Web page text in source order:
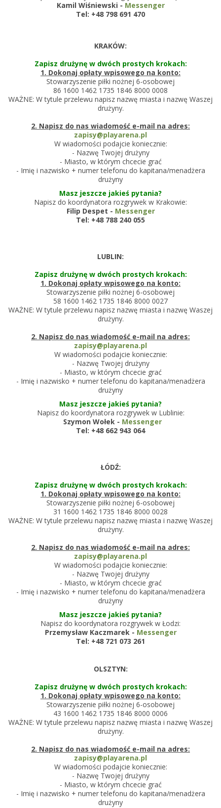
Kamil Wiśniewski - Messenger
Tel: +48 798 691 470
KRAKÓW:
Zapisz drużynę w dwóch prostych krokach:
1. Dokonaj opłaty wpisowego na konto:
Stowarzyszenie piłki nożnej 6-osobowej
86 1600 1462 1735 1846 8000 0008
WAŻNE: W tytule przelewu napisz nazwę miasta i nazwę Waszej
drużyny.
2. Napisz do nas wiadomość e-mail na adres:
zapisy@playarena.pl
W wiadomości podajcie koniecznie:
- Nazwę Twojej drużyny
- Miasto, w którym chcecie grać
- Imię i nazwisko + numer telefonu do kapitana/menadżera
drużyny
Masz jeszcze jakieś pytania?
Napisz do koordynatora rozgrywek w Krakowie:
Filip Despet - Messenger
Tel: +48 788 240 055
LUBLIN:
Zapisz drużynę w dwóch prostych krokach:
1. Dokonaj opłaty wpisowego na konto:
Stowarzyszenie piłki nożnej 6-osobowej
58 1600 1462 1735 1846 8000 0027
WAŻNE: W tytule przelewu napisz nazwę miasta i nazwę Waszej
drużyny.
2. Napisz do nas wiadomość e-mail na adres:
zapisy@playarena.pl
W wiadomości podajcie koniecznie:
- Nazwę Twojej drużyny
- Miasto, w którym chcecie grać
- Imię i nazwisko + numer telefonu do kapitana/menadżera
drużyny
Masz jeszcze jakieś pytania?
Napisz do koordynatora rozgrywek w Lublinie:
Szymon Wołek - Messenger
Tel: +48 662 943 064
ŁÓDŹ:
Zapisz drużynę w dwóch prostych krokach:
1. Dokonaj opłaty wpisowego na konto:
Stowarzyszenie piłki nożnej 6-osobowej
31 1600 1462 1735 1846 8000 0028
WAŻNE: W tytule przelewu napisz nazwę miasta i nazwę Waszej
drużyny.
2. Napisz do nas wiadomość e-mail na adres:
zapisy@playarena.pl
W wiadomości podajcie koniecznie:
- Nazwę Twojej drużyny
- Miasto, w którym chcecie grać
- Imię i nazwisko + numer telefonu do kapitana/menadżera
drużyny
Masz jeszcze jakieś pytania?
Napisz do koordynatora rozgrywek w Łodzi:
Przemysław Kaczmarek - Messenger
Tel: +48 721 073 261
OLSZTYN:
Zapisz drużynę w dwóch prostych krokach:
1. Dokonaj opłaty wpisowego na konto:
Stowarzyszenie piłki nożnej 6-osobowej
43 1600 1462 1735 1846 8000 0006
WAŻNE: W tytule przelewu napisz nazwę miasta i nazwę Waszej
drużyny.
2. Napisz do nas wiadomość e-mail na adres:
zapisy@playarena.pl
W wiadomości podajcie koniecznie:
- Nazwę Twojej drużyny
- Miasto, w którym chcecie grać
- Imię i nazwisko + numer telefonu do kapitana/menadżera
drużyny